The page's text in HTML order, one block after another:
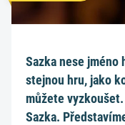
Sazka nese jméno
stejnou hru, jako
můžete
Sazka.